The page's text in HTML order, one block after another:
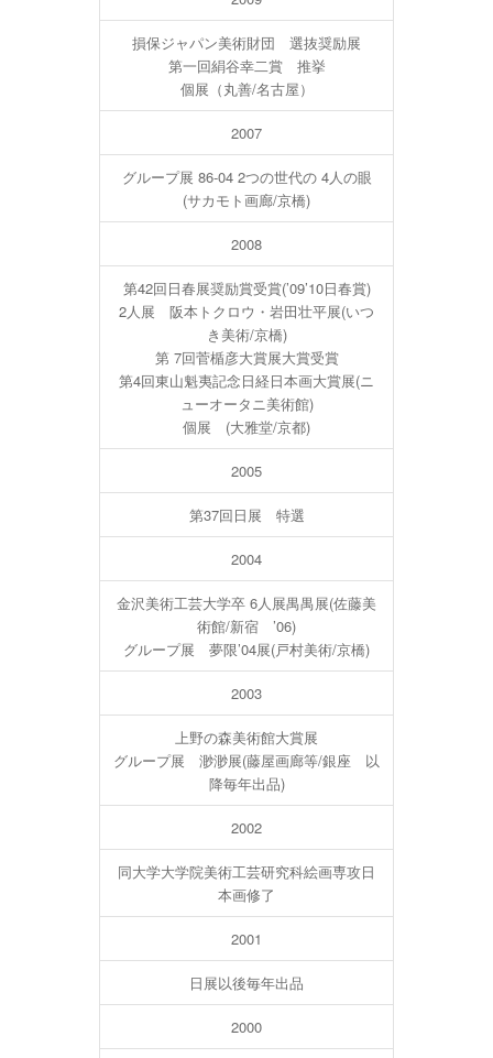
損保ジャパン美術財団 選抜奨励展
第一回絹谷幸二賞 推挙
個展（丸善/名古屋）
2007
グループ展 86-04 2つの世代の 4人の眼
(サカモト画廊/京橋)
2008
第42回日春展奨励賞受賞(’09’10日春賞)
2人展 阪本トクロウ・岩田壮平展(いつ
き美術/京橋)
第 7回菅楯彦大賞展大賞受賞
第4回東山魁夷記念日経日本画大賞展(ニ
ューオータニ美術館)
個展 (大雅堂/京都)
2005
第37回日展 特選
2004
金沢美術工芸大学卒 6人展禺禺展(佐藤美
術館/新宿 ’06)
グループ展 夢限’04展(戸村美術/京橋)
2003
上野の森美術館大賞展
グループ展 渺渺展(藤屋画廊等/銀座 以
降毎年出品)
2002
同大学大学院美術工芸研究科絵画専攻日
本画修了
2001
日展以後毎年出品
2000